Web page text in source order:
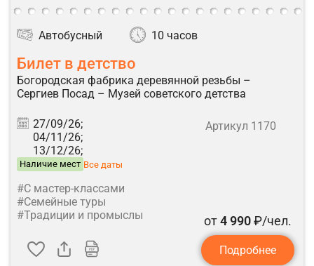
Автобусный 10 часов
Билет в детство
Богородская фабрика деревянной резьбы –
Сергиев Посад – Музей советского детства
27/09/26;
04/11/26;
13/12/26;
Наличие мест Все даты
Артикул 1170
#С мастер-классами
#Семейные туры
#Традиции и промыслы
от4 990₽/чел.
Подробнее